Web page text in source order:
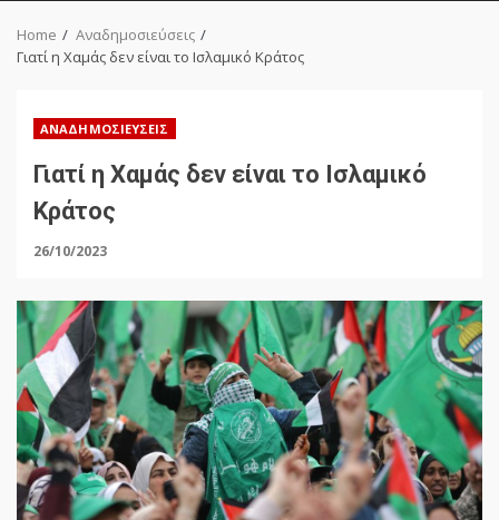
Home
Αναδημοσιεύσεις
Γιατί η Χαμάς δεν είναι το Ισλαμικό Κράτος
ΑΝΑΔΗΜΟΣΙΕΎΣΕΙΣ
Γιατί η Χαμάς δεν είναι το Ισλαμικό
Κράτος
26/10/2023